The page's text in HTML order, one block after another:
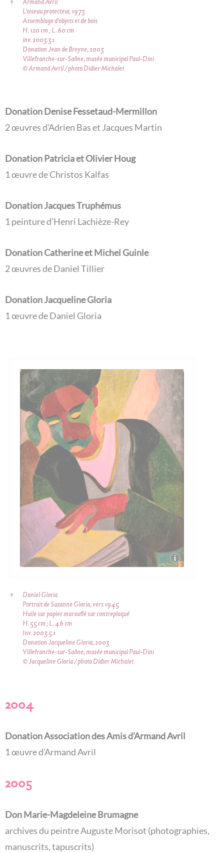
L'oiseau protecteur, 1973
Assemblage d'objets et de bois
H. 120 cm ; L. 60 cm
inv. 2003.3.1
Donation Jean de Breyne, 2003
Villefranche-sur-Saône, musée municipal Paul-Dini
© Armand Avril / photo Didier Michalet
Donation Denise Fessetaud-Mermillon
2 œuvres d’Adrien Bas et Jacques Martin
Donation Patricia et Olivier Houg
1 œuvre de Christos Kalfas
Donation Jacques Truphémus
1 peinture d’Henri Lachièze-Rey
Donation Catherine et Michel Guinle
2 œuvres de Daniel Tillier
Donation Jacqueline Gloria
1 œuvre de Daniel Gloria
↑
Daniel Gloria
Portrait de Suzanne Gloria, vers 1945
Huile sur papier marouflé sur contreplaqué
H. 55 cm ; L. 46 cm
Inv. 2003.5.1
Donation Jacqueline Gloria, 2003
Villefranche-sur-Saône, musée municipal Paul-Dini
© Jacqueline Gloria / photo Didier Michalet
2004
Donation Association des Amis d’Armand Avril
1 œuvre d’Armand Avril
2005
Don Marie-Magdeleine Brumagne
archives du peintre Auguste Morisot (photographies,
manuscrits, tapuscrits)